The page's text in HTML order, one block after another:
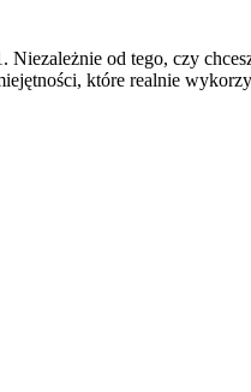
od tego, czy
które realnie